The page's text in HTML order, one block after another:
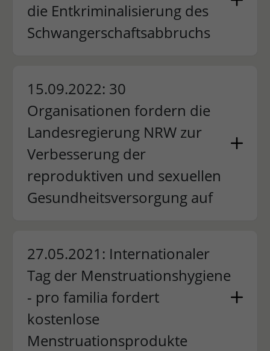
die Entkriminalisierung des
Schwangerschaftsabbruchs
15.09.2022: 30
Organisationen fordern die
Landesregierung NRW zur
Verbesserung der
reproduktiven und sexuellen
Gesundheitsversorgung auf
27.05.2021: Internationaler
Tag der Menstruationshygiene
- pro familia fordert
kostenlose
Menstruationsprodukte